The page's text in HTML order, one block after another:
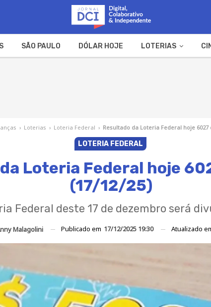
SÃO PAULO DÓLAR HOJE LOTERIAS
› Loterias › Loteria Federal › Resultado da Loteria Federal hoje 6027
LOTERIA FEDERAL
Loteria Federal hoje
(17/12/25)
Federal deste 17 de dezembro será
Malagolini Publicado em 17/12/2025 19:30 Atualizado